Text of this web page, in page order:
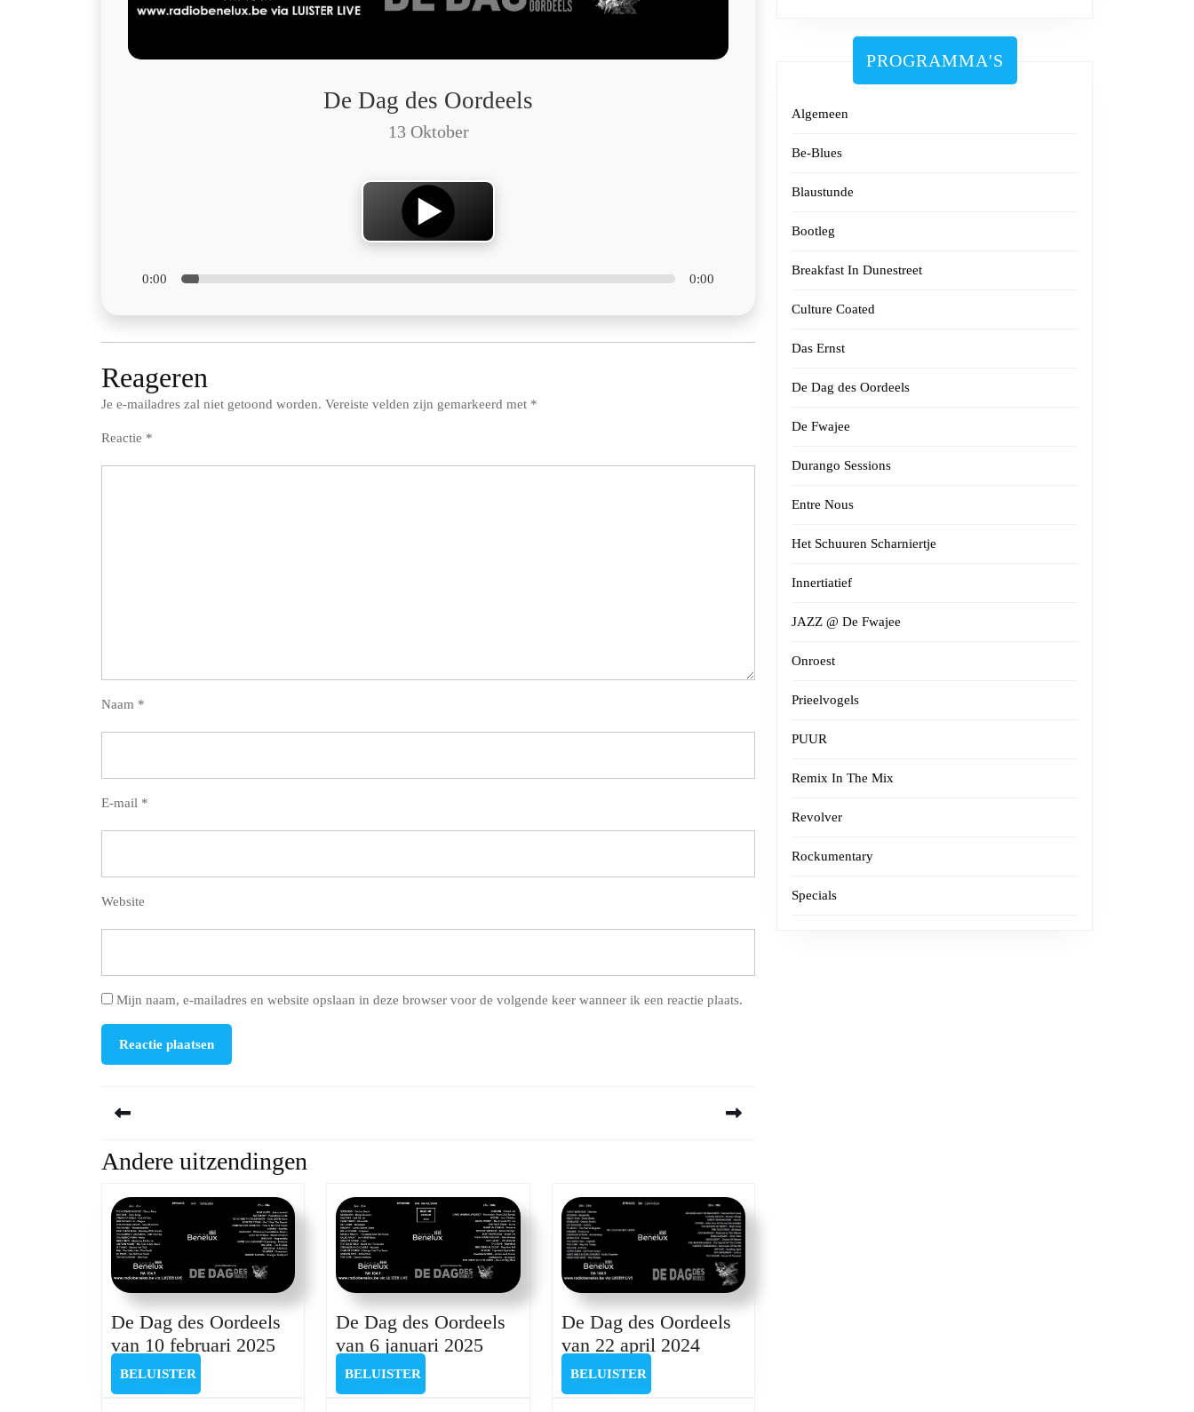
De Dag des Oordeels
13 Oktober
0:00 0:00
Reageren
Je e-mailadres zal niet getoond worden. Vereiste velden zijn gemarkeerd met *
Reactie *
Naam *
E-mail *
Website
Mijn naam, e-mailadres en website opslaan in deze browser voor de volgende keer wanneer ik een reactie plaats.
Previous
Andere uitzendingen
De Dag des Oordeels
van 10 februari 2025De
BELUISTER
De Dag des Oordeels
van 6 januari 2025De
BELUISTER
De Dag des Oordeels
van 22 april 2024De
BELUISTERBELUISTER
PROGRAMMA'S
Algemeen
Be-Blues
Blaustunde
Bootleg
Breakfast In Dunestreet
Culture Coated
Das Ernst
De Dag des Oordeels
De Fwajee
Durango Sessions
Entre Nous
Het Schuuren Scharniertje
Innertiatief
JAZZ @ De Fwajee
Onroest
Prieelvogels
PUUR
Remix In The Mix
Revolver
Rockumentary
Specials